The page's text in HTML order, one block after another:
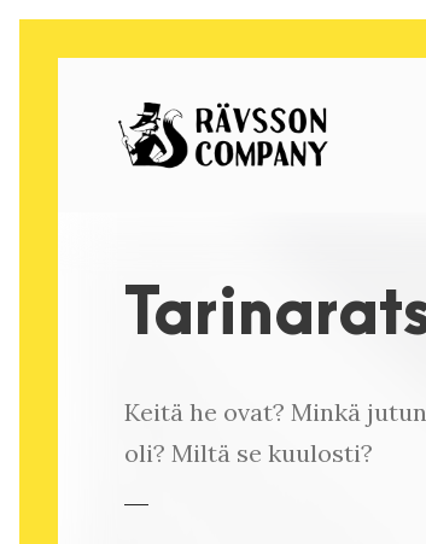
Keitä he ovat? Minkä
oli? Miltä se kuulosti?